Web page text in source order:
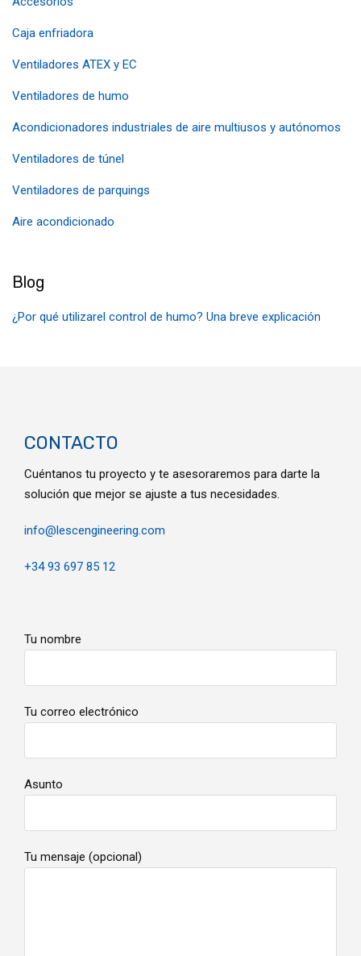
Caja enfriadora
Ventiladores ATEX y EC
Ventiladores de humo
Acondicionadores industriales de aire multiusos y autónomos
Ventiladores de túnel
Ventiladores de parquings
Aire acondicionado
Blog
¿Por qué utilizarel control de humo? Una breve explicación
CONTACTO
Cuéntanos tu proyecto y te asesoraremos para darte la
solución que mejor se ajuste a tus necesidades.
info@lescengineering.com
+34 93 697 85 12
Tu nombre
Tu correo electrónico
Asunto
Tu mensaje (opcional)